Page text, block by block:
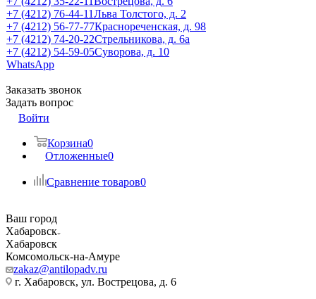
+7 (4212) 76-44-11Льва Толстого, д. 2
+7 (4212) 56-77-77Краснореченская, д. 98
+7 (4212) 74-20-22Стрельникова, д. 6а
+7 (4212) 54-59-05Суворова, д. 10
WhatsApp
Заказать звонок
Задать вопрос
Войти
Корзина0
Отложенные0
Сравнение товаров0
Ваш город
Хабаровск
Хабаровск
Комсомольск-на-Амуре
zakaz@antilopadv.ru
г. Хабаровск, ул. Вострецова, д. 6